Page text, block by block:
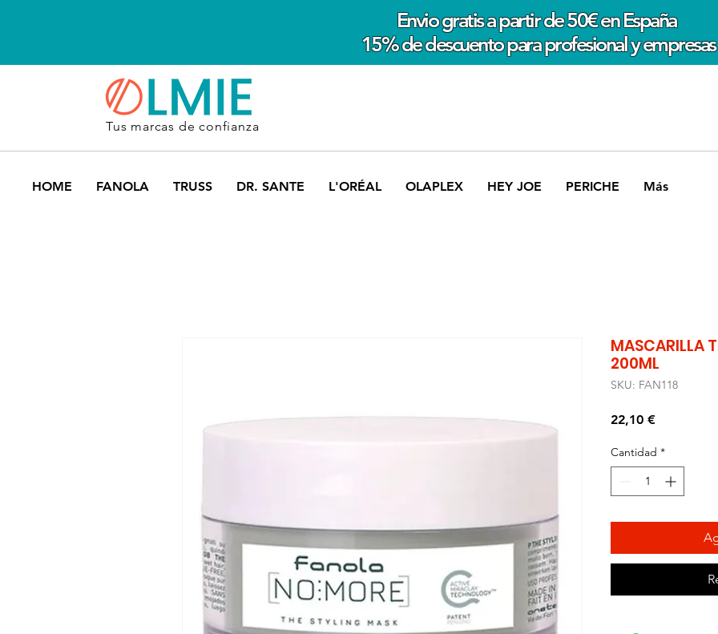
Envio gratis a partir de 50€ en España
15% de descuento para profesional y empresas
Tus marcas de confianza
HOME FANOLA TRUSS DR. SANTE L'ORÉAL OLAPLEX HEY JOE PERICHE Más
MASCARILLA
200ML
SKU: FAN118
22,10 €Precio
Cantidad *